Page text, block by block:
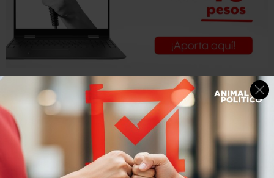
Destacó una disminución de la mortalidad infantil, de la
mortalidad por accidentes de tráfico y una mejoría
todavía relativa en cuanto al acercamiento para atender
el problema de las enfermedades crónico-degenerativas,
con esfuerzos sociales y con esfuerzos gubernamentales.